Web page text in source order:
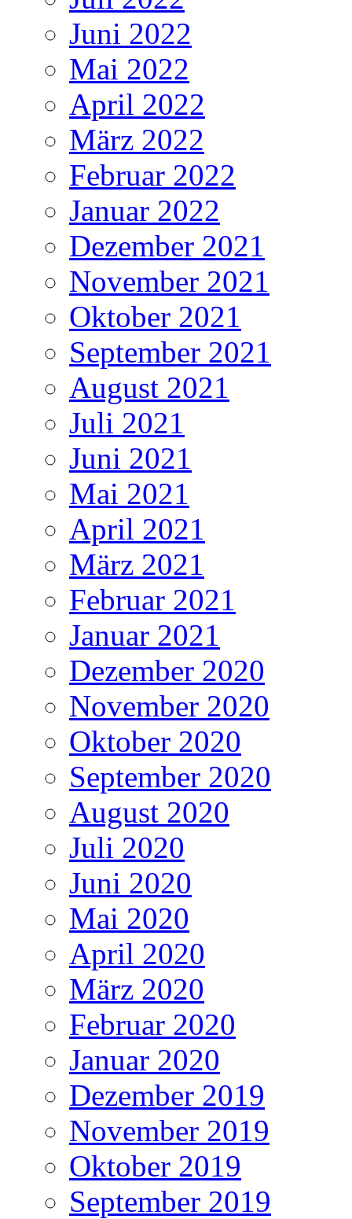
Juni 2022
Mai 2022
April 2022
März 2022
Februar 2022
Januar 2022
Dezember 2021
November 2021
Oktober 2021
September 2021
August 2021
Juli 2021
Juni 2021
Mai 2021
April 2021
März 2021
Februar 2021
Januar 2021
Dezember 2020
November 2020
Oktober 2020
September 2020
August 2020
Juli 2020
Juni 2020
Mai 2020
April 2020
März 2020
Februar 2020
Januar 2020
Dezember 2019
November 2019
Oktober 2019
September 2019